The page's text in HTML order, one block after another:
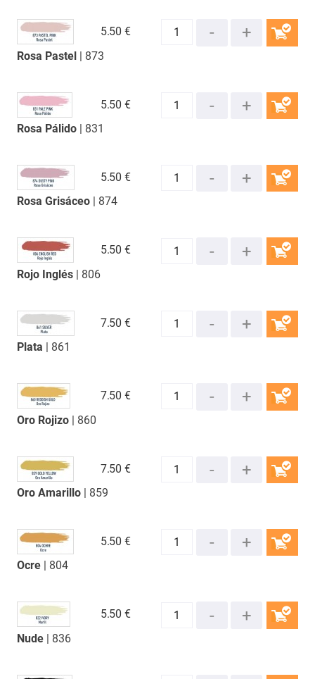
Rosa Pastel| 873
5.50 €
Rosa Pálido| 831
5.50 €
Rosa Grisáceo| 874
5.50 €
Rojo Inglés| 806
5.50 €
Plata | 861
7.50 €
Oro Rojizo| 860
7.50 €
Oro Amarillo| 859
7.50 €
Ocre| 804
5.50 €
Nude| 836
5.50 €